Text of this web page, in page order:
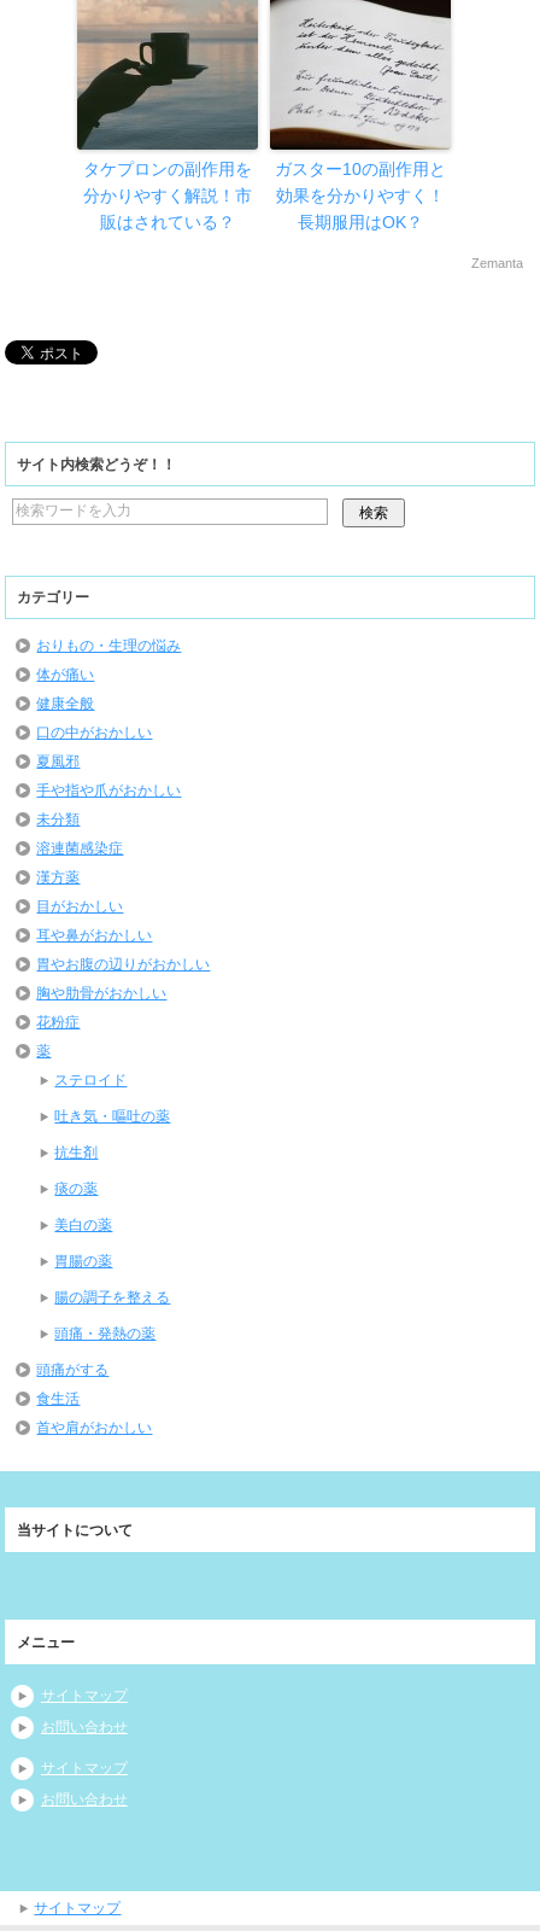
タケプロンの副作用を
分かりやすく解説！市
販はされている？
ガスター10の副作用と
効果を分かりやすく！
長期服用はOK？
Zemanta
サイト内検索どうぞ！！
カテゴリー
おりもの・生理の悩み
体が痛い
健康全般
口の中がおかしい
夏風邪
手や指や爪がおかしい
未分類
溶連菌感染症
漢方薬
目がおかしい
耳や鼻がおかしい
胃やお腹の辺りがおかしい
胸や肋骨がおかしい
花粉症
薬
ステロイド
吐き気・嘔吐の薬
抗生剤
痰の薬
美白の薬
胃腸の薬
腸の調子を整える
頭痛・発熱の薬
頭痛がする
食生活
首や肩がおかしい
当サイトについて
メニュー
サイトマップ
お問い合わせ
サイトマップ
お問い合わせ
サイトマップ